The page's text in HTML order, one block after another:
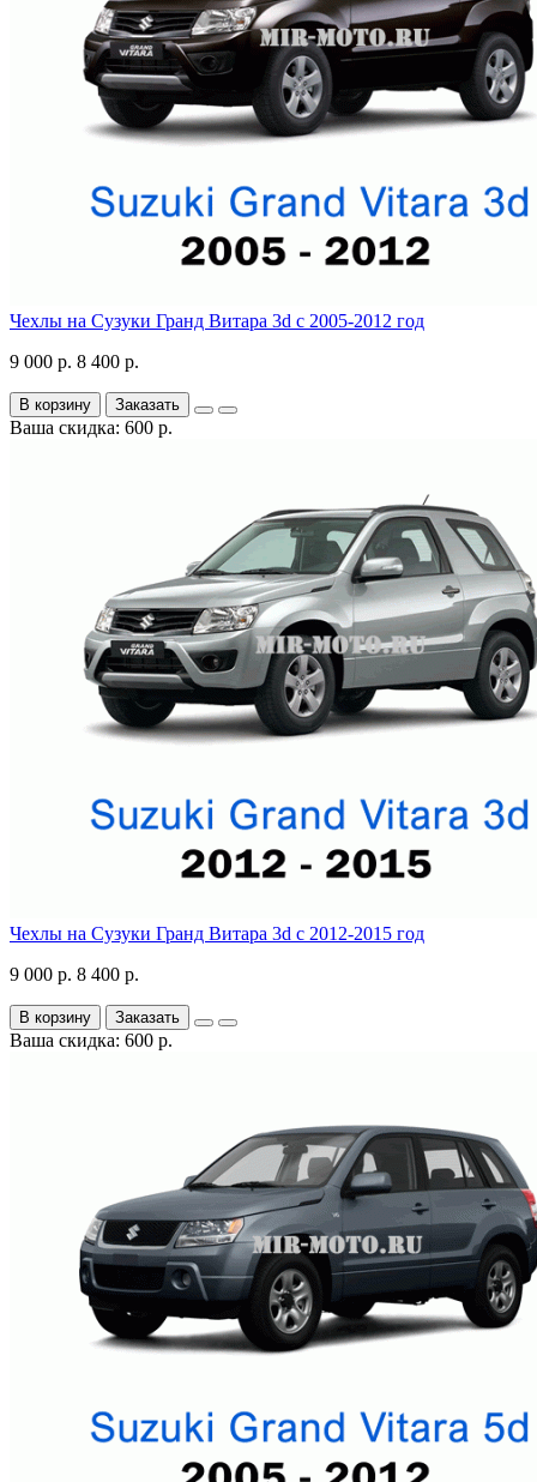
Чехлы на Сузуки Гранд Витара 3d с 2005-2012 год
9 000 р. 8 400 р.
В корзину Заказать
Ваша скидка: 600 р.
Чехлы на Сузуки Гранд Витара 3d с 2012-2015 год
9 000 р. 8 400 р.
В корзину Заказать
Ваша скидка: 600 р.